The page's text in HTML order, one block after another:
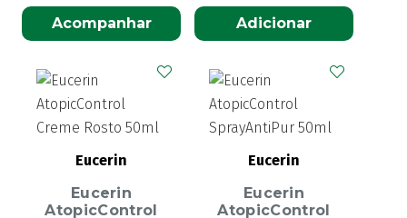
Acompanhar Adicionar
Eucerin
Eucerin
AtopicControl
Eucerin
Eucerin
AtopicControl